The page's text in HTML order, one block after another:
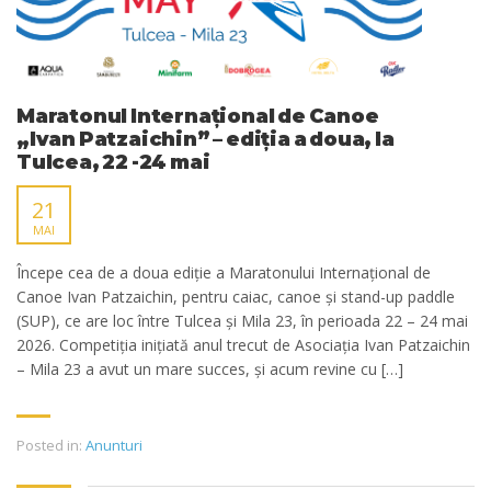
Maratonul Internațional de Canoe
„Ivan Patzaichin” – ediția a doua, la
Tulcea, 22 -24 mai
21
MAI
Începe cea de a doua ediție a Maratonului Internațional de
Canoe Ivan Patzaichin, pentru caiac, canoe și stand-up paddle
(SUP), ce are loc între Tulcea și Mila 23, în perioada 22 – 24 mai
2026. Competiția inițiată anul trecut de Asociația Ivan Patzaichin
– Mila 23 a avut un mare succes, și acum revine cu […]
Posted in: Anunturi